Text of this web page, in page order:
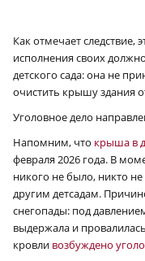
Как отмечает
исполнения своих
детского сада: она не
очистить крышу здания
Уголовное дело
Напомним, что крыша в
февраля 2026 года. В
никого не было, никто не
другим детсадам.
снегопады: под
выдержала и
кровли возбуждено